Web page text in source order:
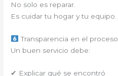
No solo es reparar.
Es cuidar tu hogar y tu equipo.
Transparencia en el proceso
Un buen servicio debe:
✔ Explicar qué se encontró